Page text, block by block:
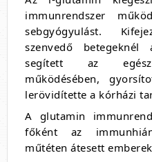
immunrendszer
sebgyógyulást.
szenvedő betegeknél
segített az
működésében,
lerövidítette a kórházi
A glutamin
főként az
műtéten átesett